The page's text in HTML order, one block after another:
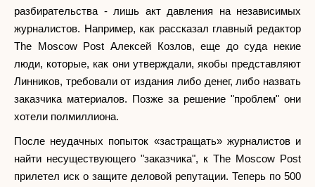
разбирательства - лишь акт давления на независимых
журналистов. Например, как рассказал главный редактор
The Moscow Post Алексей Козлов, еще до суда некие
люди, которые, как они утверждали, якобы представляют
Линников, требовали от издания либо денег, либо назвать
заказчика материалов. Позже за решение "проблем" они
хотели полмиллиона.
После неудачных попыток «застращать» журналистов и
найти несуществующего "заказчика", к The Moscow Post
прилетел иск о защите деловой репутации. Теперь по 500